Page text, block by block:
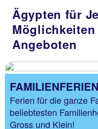
Ägypten für
Angeboten
Ferien für die ganze
beliebtesten
Gross und Klein!